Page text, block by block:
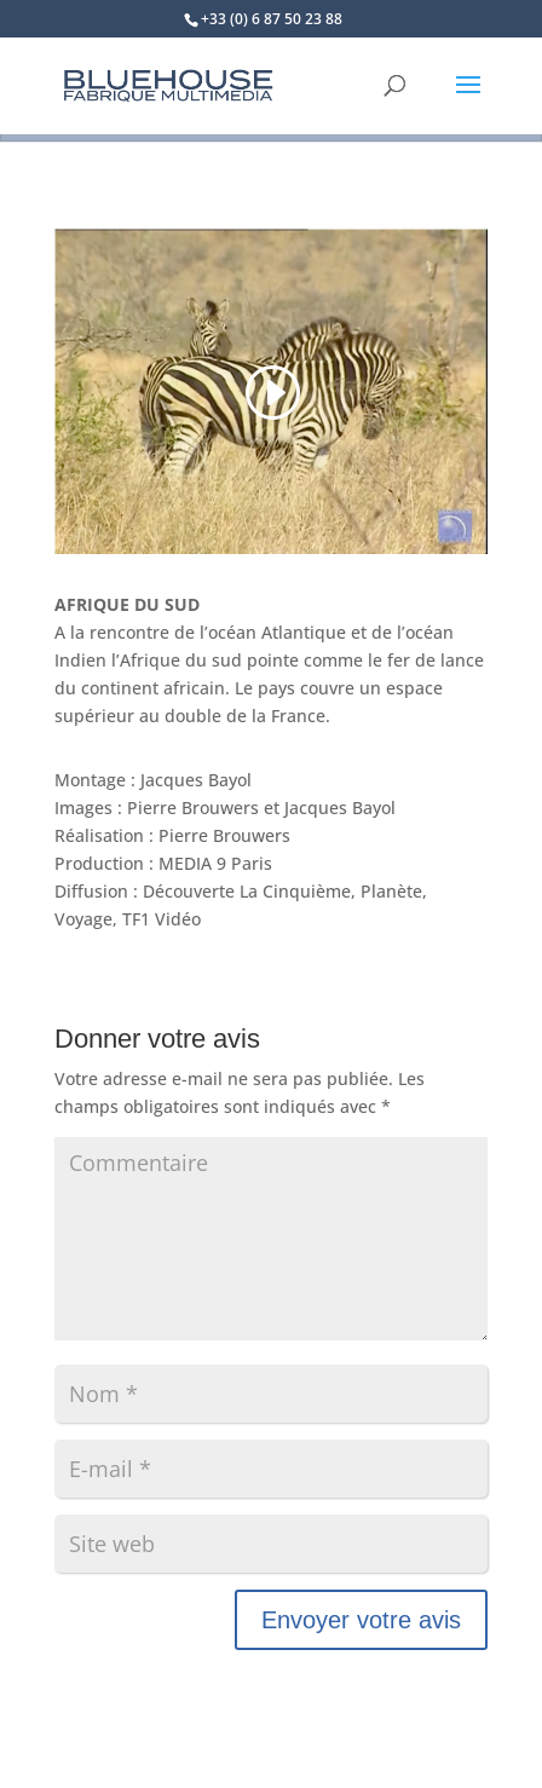
+33 (0) 6 87 50 23 88
AFRIQUE DU SUD
A la rencontre de l’océan Atlantique et de l’océan
Indien l’Afrique du sud pointe comme le fer de lance
du continent africain. Le pays couvre un espace
supérieur au double de la France.
Montage : Jacques Bayol
Images : Pierre Brouwers et Jacques Bayol
Réalisation : Pierre Brouwers
Production : MEDIA 9 Paris
Diffusion : Découverte La Cinquième, Planète,
Voyage, TF1 Vidéo
Donner votre avis
Votre adresse e-mail ne sera pas publiée. Les
champs obligatoires sont indiqués avec *
Envoyer votre avis